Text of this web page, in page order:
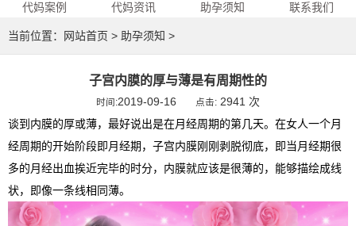
代妈案例 代妈资讯 助孕须知 联系我们
当前位置： 网站首页 > 助孕须知 >
子宫内膜的厚与薄是有周期性的
时间:2019-09-16 点击: 2941 次
谈到内膜的厚或薄，最好说出是在月经周期的第几天。在女人一个月
经周期的开始阶段即月经期，子宫内膜刚刚剥脱彻底，即当月经期很
多的月经出血挨近完毕的时分，内膜就应该是很薄的，能够描绘成线
状，即像一条线相同薄。